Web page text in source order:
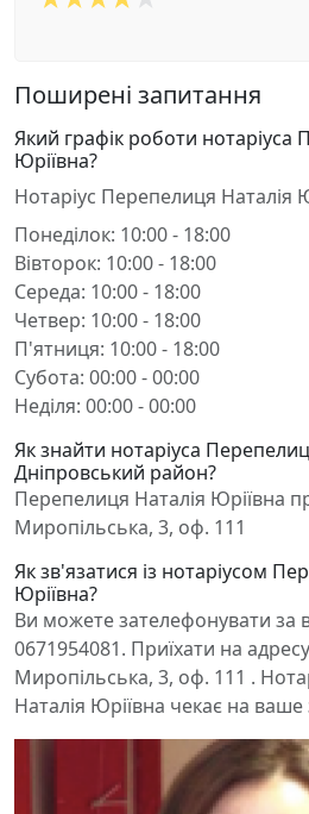
Поширені запитання
Який графік роботи нотаріуса
Юріївна?
Нотаріус Перепелиця Наталія
Понеділок: 10:00 - 18:00
Вівторок: 10:00 - 18:00
Середа: 10:00 - 18:00
Четвер: 10:00 - 18:00
П'ятниця: 10:00 - 18:00
Субота: 00:00 - 00:00
Неділя: 00:00 - 00:00
Як знайти нотаріуса
Дніпровський район?
Перепелиця Наталія Юріївна
Миропільська, 3, оф. 111
Як зв'язатися із нотаріусом
Юріївна?
Ви можете зателефонувати
0671954081. Приїхати на
Миропільська, 3, оф. 111 .
Наталія Юріївна чекає на